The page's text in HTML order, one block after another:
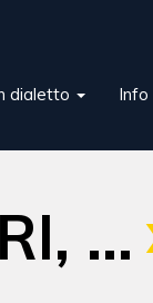
dialetto Info
...